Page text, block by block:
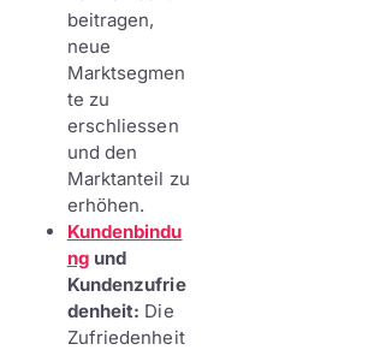
beitragen,
neue
Marktsegmen
te zu
erschliessen
und den
Marktanteil zu
erhöhen.
Kundenbindu
ngund
Kundenzufrie
denheit: Die
Zufriedenheit